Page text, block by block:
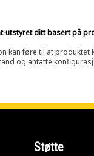
utstyret ditt basert på
kan føre til at
og antatte
Støtte